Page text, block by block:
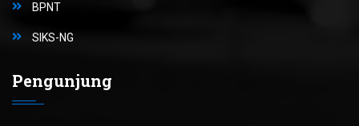
BPNT
SIKS-NG
Pengunjung